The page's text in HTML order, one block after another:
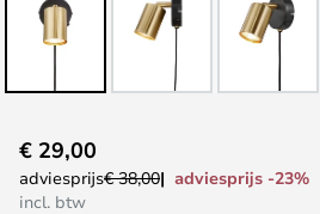
naar
het
€ 29,00
adviesprijs€ 38,00
adviesprijs -23%
incl. btw